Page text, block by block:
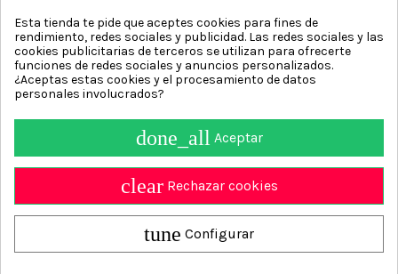
Esta tienda te pide que aceptes cookies para fines de
rendimiento, redes sociales y publicidad. Las redes sociales y las
cookies publicitarias de terceros se utilizan para ofrecerte
funciones de redes sociales y anuncios personalizados.
¿Aceptas estas cookies y el procesamiento de datos
personales involucrados?
done_all Aceptar
clear Rechazar cookies
tune Configurar